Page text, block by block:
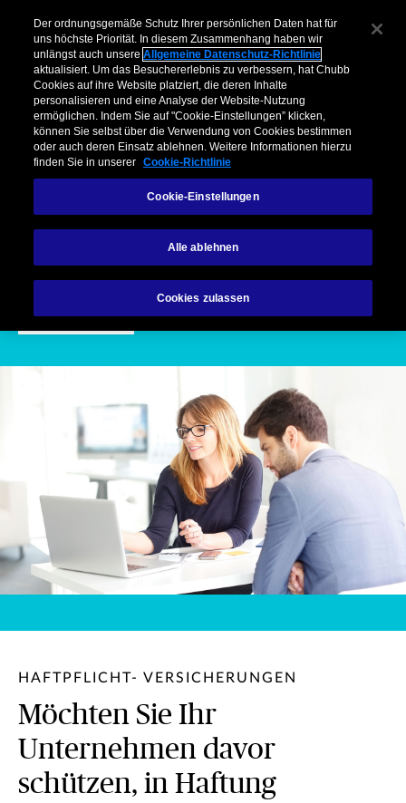
Haftpflichtversicherungen
Menu
Vermittler Privatkunden & Partner
Lösungen Branchen Risk Management Schaden melden
Lösungen Haftpflichtversicherungen
Haftpflichtversicherungen
HAFTPFLICHT- VERSICHERUNGEN
Möchten Sie Ihr
Unternehmen davor
schützen, in Haftung
Der ordnungsgemäße Schutz Ihrer persönlichen Daten hat für
uns höchste Priorität. In diesem Zusammenhang haben wir
unlängst auch unsereAllgemeine Datenschutz-Richtlinie
aktualisiert. Um das Besuchererlebnis zu verbessern, hat Chubb
Cookies auf ihre Website platziert, die deren Inhalte
personalisieren und eine Analyse der Website-Nutzung
ermöglichen. Indem Sie auf "Cookie-Einstellungen” klicken,
können Sie selbst über die Verwendung von Cookies bestimmen
oder auch deren Einsatz ablehnen. Weitere Informationen hierzu
finden Sie in unserer Cookie-Richtlinie
Cookie-Einstellungen
Alle ablehnen
Cookies zulassen